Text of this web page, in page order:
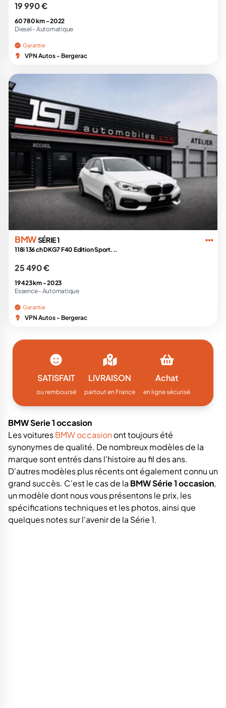
19 990 €
60 780 km -2022
Diesel - Automatique
Garantie
VPN Autos - Bergerac
BMWSÉRIE 1
118i 136 ch DKG7 F40 Edition Sport...
25 490 €
19 423 km -2023
Essence - Automatique
Garantie
VPN Autos - Bergerac
SATISFAIT
ou remboursé
LIVRAISON
partout en France
Achat
en ligne sécurisé
BMW Serie 1 occasion
Les voituresBMW occasionont toujours été
synonymes de qualité. De nombreux modèles de la
marque sont entrés dans l'histoire au fil des ans.
D'autres modèles plus récents ont également connu un
grand succès. C'est le cas de la BMW Série 1 occasion,
un modèle dont nous vous présentons le prix, les
spécifications techniques et les photos, ainsi que
quelques notes sur l'avenir de la Série 1.